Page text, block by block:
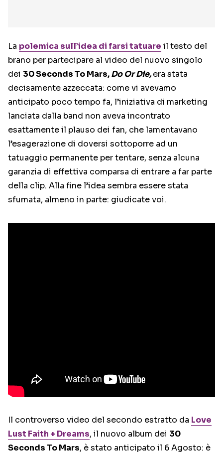
La polemica sull’idea di farsi tatuare il testo del
brano per partecipare al video del nuovo singolo
dei 30 Seconds To Mars,Do Or Die,era stata
decisamente azzeccata: come vi avevamo
anticipato poco tempo fa, l’iniziativa di marketing
lanciata dalla band non aveva incontrato
esattamente il plauso dei fan, che lamentavano
l’esagerazione di doversi sottoporre ad un
tatuaggio permanente per tentare, senza alcuna
garanzia di effettiva comparsa di entrare a far parte
della clip. Alla fine l’idea sembra essere stata
sfumata, almeno in parte: giudicate voi.
Il controverso video del secondo estratto da Love
Lust Faith + Dreams, il nuovo album dei 30
Seconds To Mars, è stato anticipato il 6 Agosto: è